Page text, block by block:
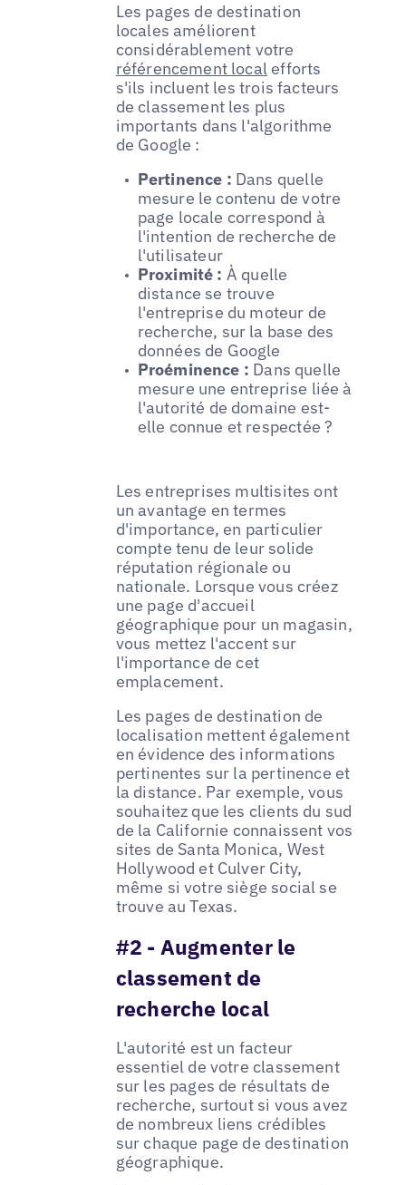
Les pages de destination
locales améliorent
considérablement votre
référencement local efforts
s'ils incluent les trois facteurs
de classement les plus
importants dans l'algorithme
de Google :
Pertinence : Dans quelle
mesure le contenu de votre
page locale correspond à
l'intention de recherche de
l'utilisateur
Proximité : À quelle
distance se trouve
l'entreprise du moteur de
recherche, sur la base des
données de Google
Proéminence : Dans quelle
mesure une entreprise liée à
l'autorité de domaine est-
elle connue et respectée ?
Les entreprises multisites ont
un avantage en termes
d'importance, en particulier
compte tenu de leur solide
réputation régionale ou
nationale. Lorsque vous créez
une page d'accueil
géographique pour un magasin,
vous mettez l'accent sur
l'importance de cet
emplacement.
Les pages de destination de
localisation mettent également
en évidence des informations
pertinentes sur la pertinence et
la distance. Par exemple, vous
souhaitez que les clients du sud
de la Californie connaissent vos
sites de Santa Monica, West
Hollywood et Culver City,
même si votre siège social se
trouve au Texas.
#2 - Augmenter le
classement de
recherche local
L'autorité est un facteur
essentiel de votre classement
sur les pages de résultats de
recherche, surtout si vous avez
de nombreux liens crédibles
sur chaque page de destination
géographique.